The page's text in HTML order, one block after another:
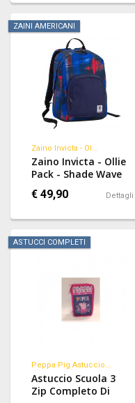
Davanti Con
Immagini Degli
Avengers Hulk
Capitan America
Thor E Ironman
ZAINI AMERICANI
Zaino Invicta - Ol...
Zaino Invicta - Ollie
Pack - Shade Wave
Blue Rosso -
€ 49,90 Dettagli
ASTUCCI COMPLETI
Peppa Pig Astuccio...
Astuccio Scuola 3
Zip Completo Di